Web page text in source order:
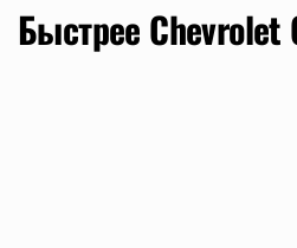
Быстрее Chevrolet